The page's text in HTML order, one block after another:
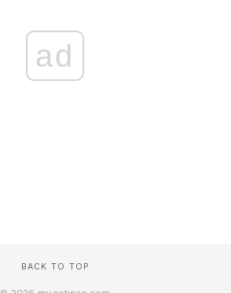
ad
BACK TO TOP